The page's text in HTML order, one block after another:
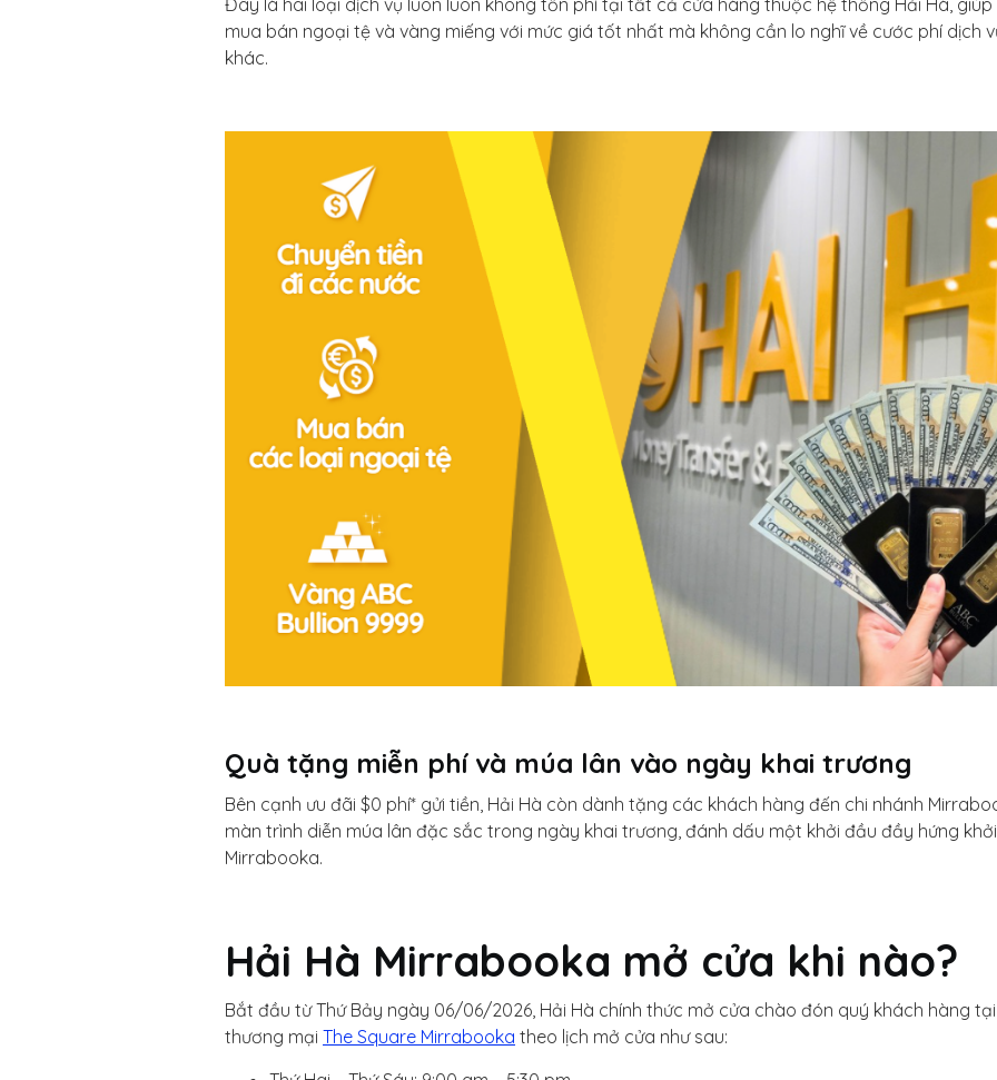
Đây là hai loại dịch vụ luôn luôn không tốn phí tại tất cả cửa hàng thuộc hệ thống Hải Hà,
mua bán ngoại tệ và vàng miếng với mức giá tốt nhất mà không cần lo nghĩ về cước phí dịch
khác.
Quà tặng miễn phí và múa lân vào ngày khai trương
Bên cạnh ưu đãi $0 phí* gửi tiền, Hải Hà còn dành tặng các khách hàng đến chi nhánh
màn trình diễn múa lân đặc sắc trong ngày khai trương, đánh dấu một khởi đầu đầy hứng
Mirrabooka.
Hải Hà Mirrabooka mở cửa khi nào?
Bắt đầu từ Thứ Bảy ngày 06/06/2026, Hải Hà chính thức mở cửa chào đón quý khách hàng
thương mại The Square Mirrabooka theo lịch mở cửa như sau: